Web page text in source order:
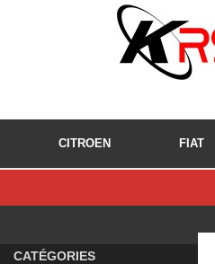
CITROEN FIAT
CATÉGORIES